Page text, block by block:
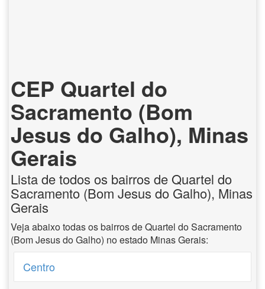
CEP Quartel do
Sacramento (Bom
Jesus do Galho), Minas
Gerais
Lista de todos os bairros de Quartel do
Sacramento (Bom Jesus do Galho), Minas
Gerais
Veja abaixo todas os bairros de Quartel do Sacramento
(Bom Jesus do Galho) no estado Minas Gerais:
Centro